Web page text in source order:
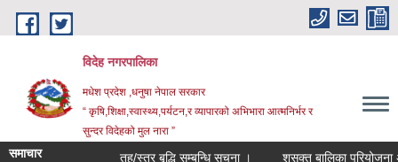
Skip to main content
विदेह नगरपालिका
मधेश प्रदेश ,धनुषा नेपाल सरकार
“ कृषि,शिक्षा,स्वास्थ्य,पर्यटन,र व्यापारको अभिभारा आत्मनिर्भर र
सुन्दर विदेहको मुल नारा ”
समाचार तह/स्तर बृद्धि सम्बन्धि सुचना । शसक्त बालिका परियोजना